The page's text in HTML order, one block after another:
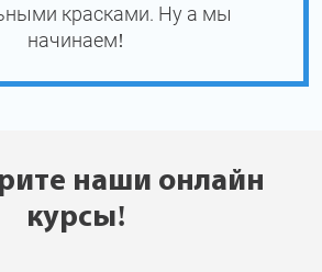
красками. Ну а мы
начинаем!
наши онлайн
курсы!